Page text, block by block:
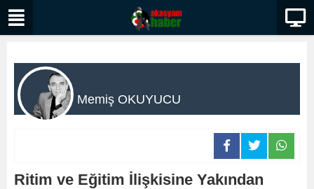
Memiş OKUYUCU
Ritim ve Eğitim İlişkisine Yakından